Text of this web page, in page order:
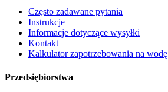
Często zadawane pytania
Instrukcje
Informacje dotyczące wysyłki
Kontakt
Kalkulator zapotrzebowania na wodę
Przedsiębiorstwa